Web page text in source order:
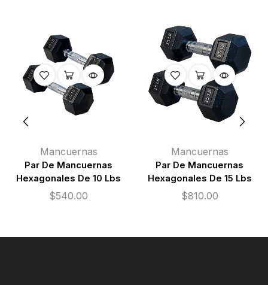
Mancuernas
Par De Mancuernas
Hexagonales De 10 Lbs
$540.00
Mancuernas
Par De Mancuernas
Hexagonales De 15 Lbs
$810.00